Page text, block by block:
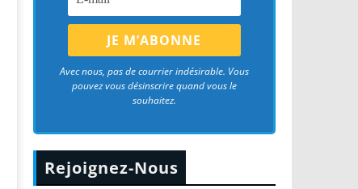
Avec nous, pas de courrier indésirable. Vous
pouvez vous désinscrire quand vous le
souhaitez.
Rejoignez-Nous